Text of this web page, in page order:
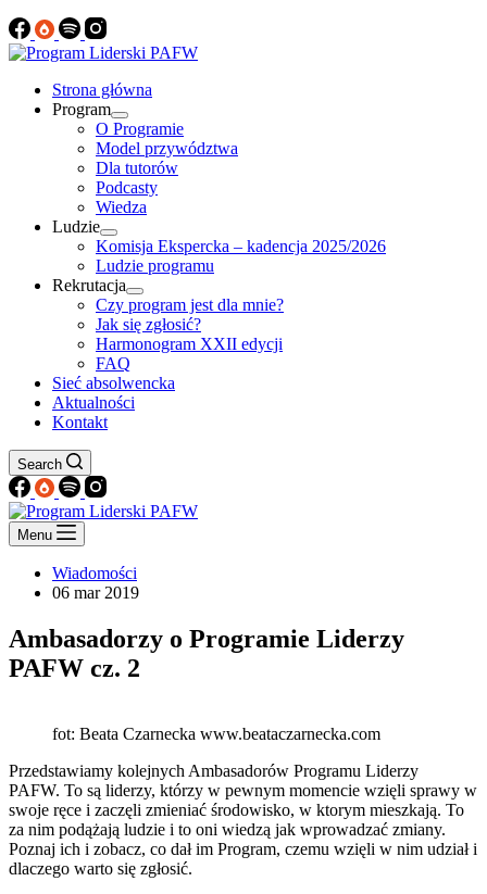
Strona główna
Program
O Programie
Model przywództwa
Dla tutorów
Podcasty
Wiedza
Ludzie
Komisja Ekspercka – kadencja 2025/2026
Ludzie programu
Rekrutacja
Czy program jest dla mnie?
Jak się zgłosić?
Harmonogram XXII edycji
FAQ
Sieć absolwencka
Aktualności
Kontakt
Search
Menu
Wiadomości
06 mar 2019
Ambasadorzy o Programie Liderzy
PAFW cz. 2
fot: Beata Czarnecka www.beataczarnecka.com
Przedstawiamy kolejnych Ambasadorów Programu Liderzy
PAFW. To są liderzy, którzy w pewnym momencie wzięli sprawy w
swoje ręce i zaczęli zmieniać środowisko, w ktorym mieszkają. To
za nim podążają ludzie i to oni wiedzą jak wprowadzać zmiany.
Poznaj ich i zobacz, co dał im Program, czemu wzięli w nim udział i
dlaczego warto się zgłosić.